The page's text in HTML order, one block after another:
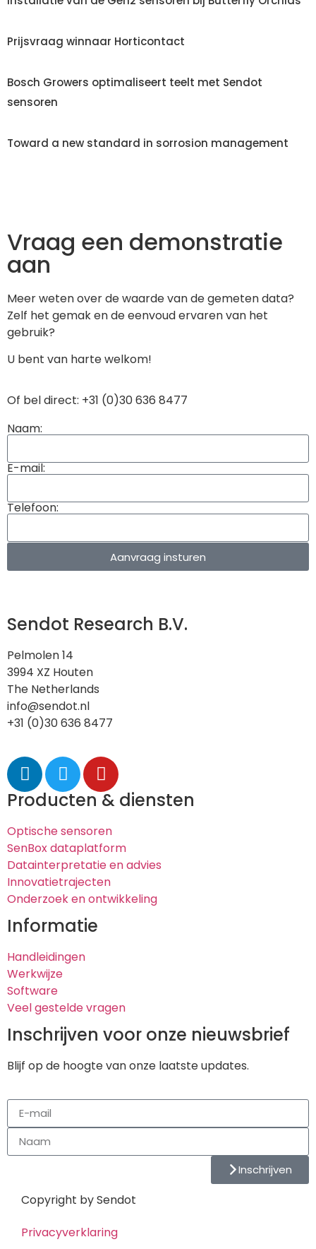
Prijsvraag winnaar Horticontact
Bosch Growers optimaliseert teelt met Sendot
sensoren
Toward a new standard in sorrosion management
Vraag een demonstratie
aan
Meer weten over de waarde van de gemeten data?
Zelf het gemak en de eenvoud ervaren van het
gebruik?
U bent van harte welkom!
Of bel direct: +31 (0)30 636 8477
Naam:
E-mail:
Telefoon:
Aanvraag insturen
Sendot Research B.V.
Pelmolen 14
3994 XZ Houten
The Netherlands
info@sendot.nl
+31 (0)30 636 8477
Producten & diensten
Optische sensoren
SenBox dataplatform
Datainterpretatie en advies
Innovatietrajecten
Onderzoek en ontwikkeling
Informatie
Handleidingen
Werkwijze
Software
Veel gestelde vragen
Inschrijven voor onze nieuwsbrief
Blijf op de hoogte van onze laatste updates.
Inschrijven
Copyright by Sendot
Privacyverklaring